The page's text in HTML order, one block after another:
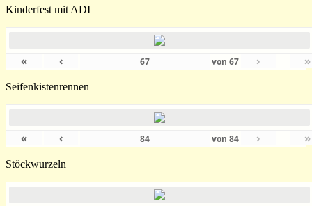
Kinderfest mit ADI
« ‹ von67 › »
Seifenkistenrennen
« ‹ von84 › »
Stöckwurzeln